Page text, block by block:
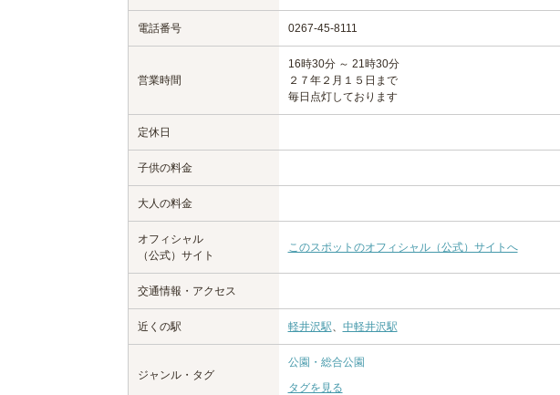
電話番号 0267-45-8111
営業時間
16時30分 ～ 21時30分
２７年２月１５日まで
毎日点灯しております
定休日
子供の料金
大人の料金
オフィシャル
（公式）サイト
このスポットのオフィシャル（公式）サイトへ
交通情報・アクセス
近くの駅 軽井沢駅、 中軽井沢駅
ジャンル・タグ
公園・総合公園
タグを見る